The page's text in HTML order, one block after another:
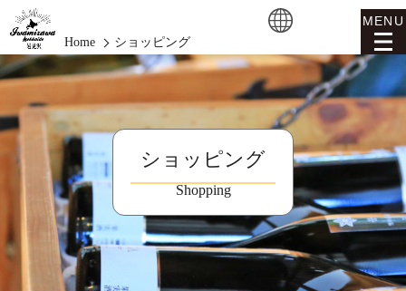
MENU
Home
ショッピング
ショッピング
Shopping